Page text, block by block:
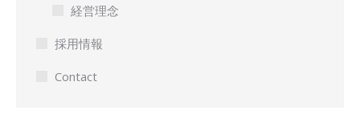
経営理念
採用情報
Contact